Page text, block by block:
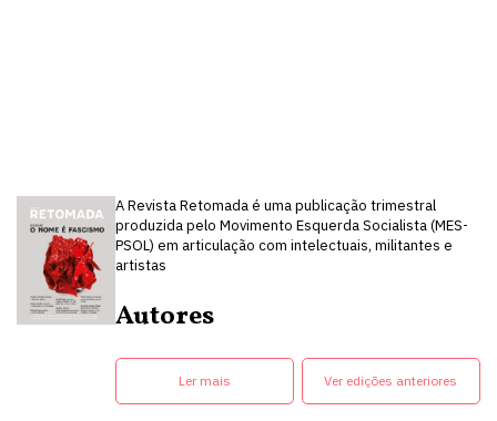
A Revista Retomada é uma publicação trimestral
produzida pelo Movimento Esquerda Socialista (MES-
PSOL) em articulação com intelectuais, militantes e
artistas
Autores
Ler mais Ver edições anteriores